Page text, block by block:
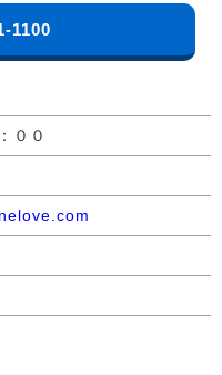
1100
００